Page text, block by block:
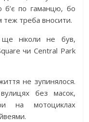
б’є по гаманцю, бо
теж треба вносити.
ніколи не був,
чи Central Park
не зупинялося.
без масок,
на мотоциклах